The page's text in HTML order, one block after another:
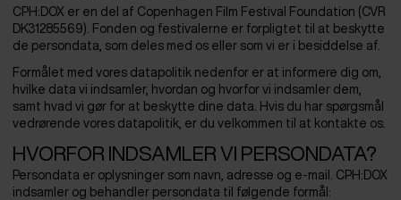
CPH:DOX er en del af Copenhagen Film Festival Foundation (CVR
DK31285569). Fonden og festivalerne er forpligtet til at beskytte
de persondata, som deles med os eller som vi er i besiddelse af.
Formålet med vores datapolitik nedenfor er at informere dig om,
hvilke data vi indsamler, hvordan og hvorfor vi indsamler dem,
samt hvad vi gør for at beskytte dine data. Hvis du har spørgsmål
vedrørende vores datapolitik, er du velkommen til at kontakte os.
HVORFOR INDSAMLER VI PERSONDATA?
Persondata er oplysninger som navn, adresse og e-mail. CPH:DOX
indsamler og behandler persondata til følgende formål: